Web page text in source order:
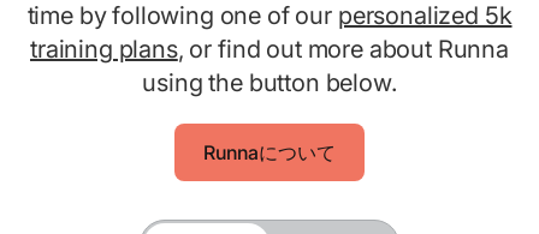
time by following one of our personalized 5k
training plans, or find out more about Runna
using the button below.
Runnaについて